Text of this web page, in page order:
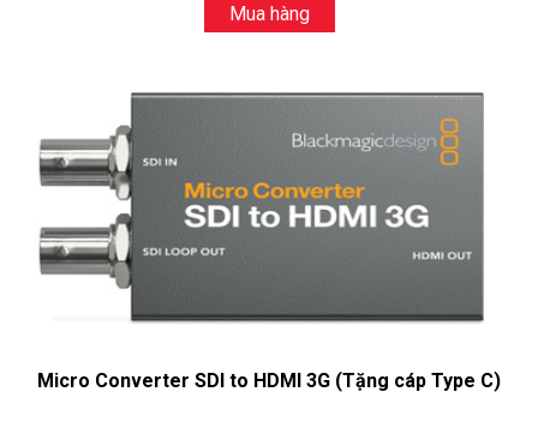
Mua hàng
Micro Converter SDI to HDMI 3G (Tặng cáp Type C)